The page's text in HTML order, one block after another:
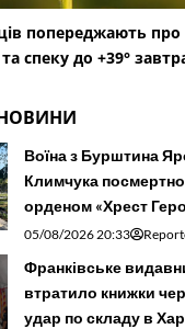
попереджають про
спеку до +39°
Воїна з Бурштина
Климчука
орденом «Хрест
05/08/2026 20:33
Франківське
втратило книжки
удар по складу в